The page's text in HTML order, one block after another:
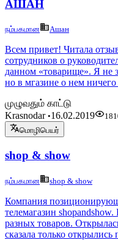
АШАН
நம்பகமான Ашан
Всем привет! Читала
сотрудников о
данном «товарище». Я не
но в мгазине о нем ничего
முழுவதும் காட்டு
Krasnodar •16.02.2019
மொழிபெயர்
shop & show
நம்பகமான shop & show
Компания
телемагазин
разных товаров.
сказала только открылись